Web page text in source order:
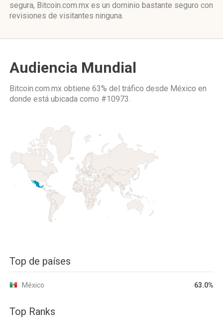
segura, Bitcoin.com.mx es un dominio bastante seguro con
revisiones de visitantes ninguna.
Audiencia Mundial
Bitcoin.com.mx obtiene 63% del tráfico desde México en
donde está ubicada como #10973.
Top de países
México 63.0%
Top Ranks